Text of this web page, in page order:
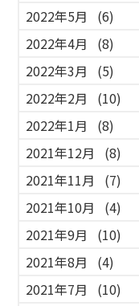
2022年5月
(6)
2022年4月
(8)
2022年3月
(5)
2022年2月
(10)
2022年1月
(8)
2021年12月
(8)
2021年11月
(7)
2021年10月
(4)
2021年9月
(10)
2021年8月
(4)
2021年7月
(10)